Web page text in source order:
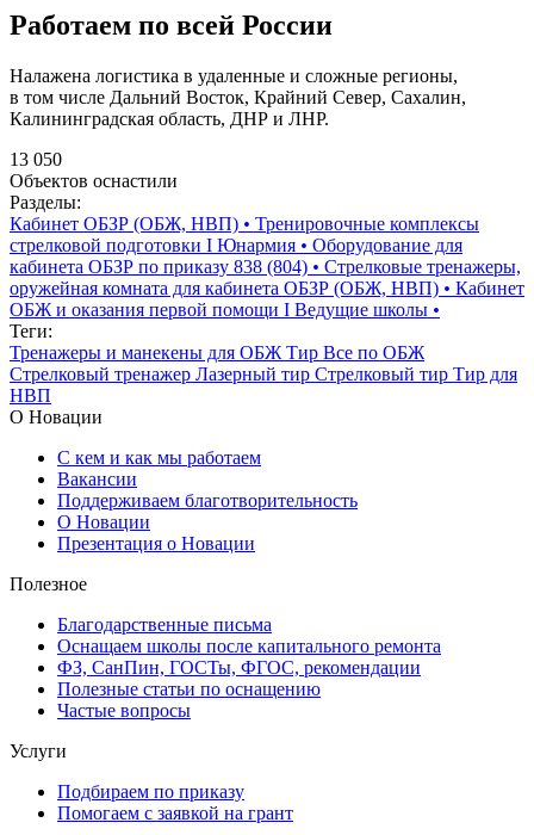
Работаем по всей России
Налажена логистика в удаленные и сложные регионы,
в том числе Дальний Восток, Крайний Север, Сахалин,
Калининградская область, ДНР и ЛНР.
13 050
Объектов оснастили
Разделы:
Кабинет ОБЗР (ОБЖ, НВП) • Тренировочные комплексы
стрелковой подготовки I Юнармия • Оборудование для
кабинета ОБЗР по приказу 838 (804) • Стрелковые тренажеры,
оружейная комната для кабинета ОБЗР (ОБЖ, НВП) • Кабинет
ОБЖ и оказания первой помощи I Ведущие школы •
Теги:
Тренажеры и манекены для ОБЖ Тир Все по ОБЖ
Стрелковый тренажер Лазерный тир Стрелковый тир Тир для
НВП
О Новации
С кем и как мы работаем
Вакансии
Поддерживаем благотворительность
О Новации
Презентация о Новации
Полезное
Благодарственные письма
Оснащаем школы после капитального ремонта
ФЗ, СанПин, ГОСТы, ФГОС, рекомендации
Полезные статьи по оснащению
Частые вопросы
Услуги
Подбираем по приказу
Помогаем с заявкой на грант